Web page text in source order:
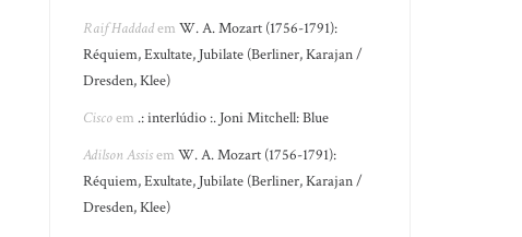
Raif HaddademW. A. Mozart (1756-1791):
Réquiem, Exultate, Jubilate (Berliner, Karajan /
Dresden, Klee)
Ciscoem .: interlúdio :. Joni Mitchell: Blue
Adilson AssisemW. A. Mozart (1756-1791):
Réquiem, Exultate, Jubilate (Berliner, Karajan /
Dresden, Klee)